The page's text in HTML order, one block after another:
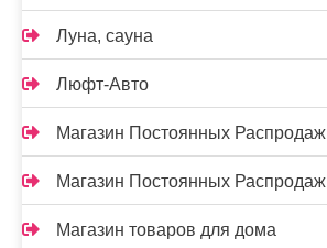
Луна, сауна
Люфт-Авто
Магазин Постоянных Распродаж
Магазин Постоянных Распродаж
Магазин товаров для дома